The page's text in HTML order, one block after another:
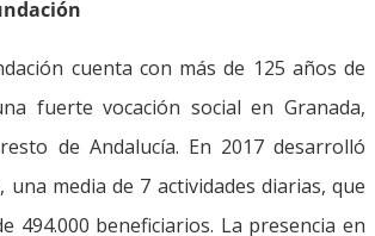
cuenta con más de 125 años de
fuerte vocación social en Granada,
de Andalucía. En 2017 desarrolló
una media de 7 actividades diarias, que
494.000 beneficiarios. La presencia en